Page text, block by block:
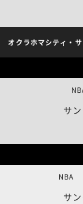
オクラホマシティ・
サ
サ
NBA |